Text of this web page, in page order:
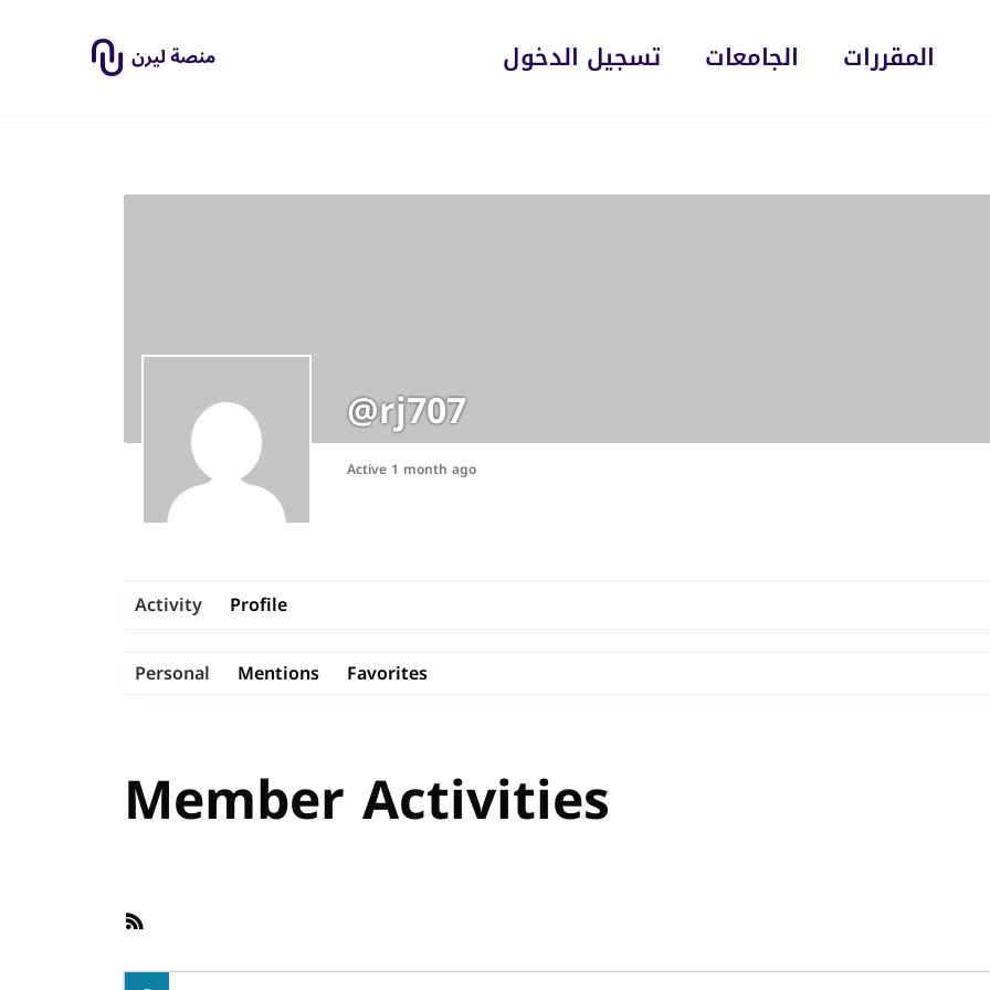
تسجيل الدخول الجامعات المقررات
@rj707
Active 1 month ago
Activity
Profile
Personal
Mentions Favorites
Member Activities
RSS